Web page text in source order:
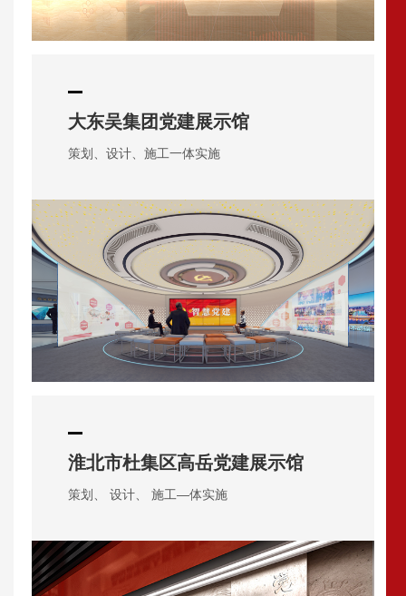
大东吴集团党建展示馆
策划、设计、施工一体实施
淮北市杜集区高岳党建展示馆
策划、 设计、 施工—体实施